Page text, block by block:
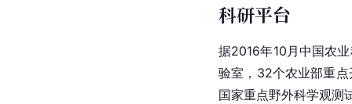
科研平台
据2016年10月中国农
验室，32个农业部重
国家重点野外科学观测